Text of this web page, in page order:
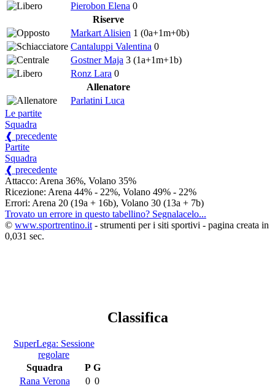
Pierobon Elena 0
Riserve
Markart Alisien 1 (0a+1m+0b)
Cantaluppi Valentina 0
Gostner Maja 3 (1a+1m+1b)
Ronz Lara 0
Allenatore
Parlatini Luca
Le partite
Squadra
❰ precedente
Partite
Squadra
❰ precedente
Attacco: Arena 36%, Volano 35%
Ricezione: Arena 44% - 22%, Volano 49% - 22%
Errori: Arena 20 (19a + 16b), Volano 30 (13a + 7b)
Trovato un errore in questo tabellino? Segnalacelo...
© www.sportrentino.it - strumenti per i siti sportivi - pagina creata in
0,031 sec.
Classifica
SuperLega: Sessione
regolare
Squadra
P G
Rana Verona
0 0